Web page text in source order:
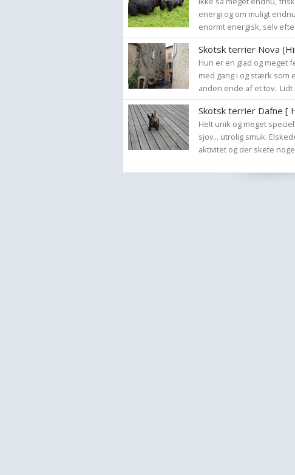
energi og om muligt
enormt energisk, selv
Skotsk terrier Nova
Hun er en glad og meget
med gang i og stærk som
anden ende af et tov..
Skotsk terrier Dafne [
Helt unik og meget
sjov... utrolig smuk.
aktivitet og der skete